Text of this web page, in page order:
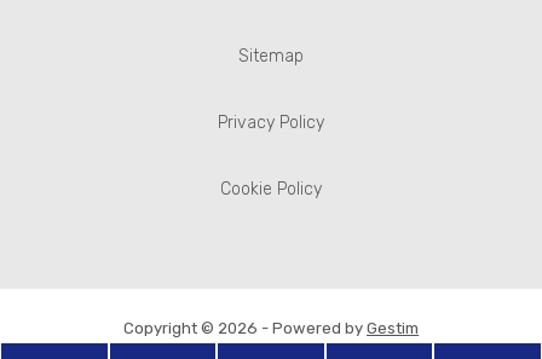
Sitemap
Privacy Policy
Cookie Policy
Copyright © 2026 - Powered by Gestim